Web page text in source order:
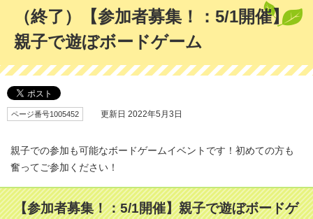
（終了）【参加者募集！：5/1開催】
親子で遊ぼボードゲーム
ページ番号1005452 更新日 2022年5月3日
親子での参加も可能なボードゲームイベントです！初めての方も
奮ってご参加ください！
【参加者募集！：5/1開催】親子で遊ぼボードゲ